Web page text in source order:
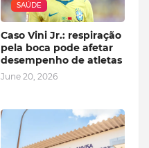
SAÚDE
Caso Vini Jr.: respiração
pela boca pode afetar
desempenho de atletas
June 20, 2026